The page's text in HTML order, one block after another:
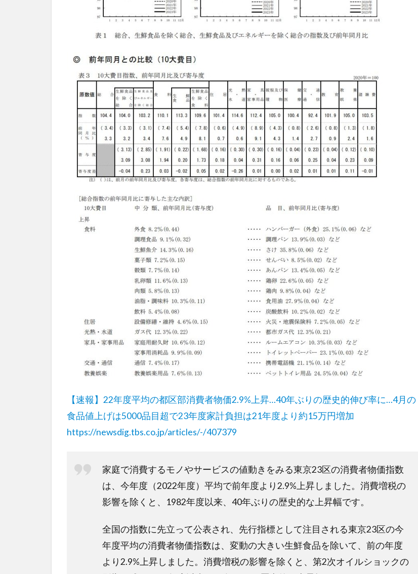
【速報】22年度平均の都区部消費者物価2.9%上昇…40年ぶりの歴史的伸び率に…4月の
食品値上げは5000品目超で23年度家計負担は21年度より約15万円増加
https://newsdig.tbs.co.jp/articles/-/407379
家庭で消費するモノやサービスの値動きをみる東京23区の消費者物価指数
は、今年度（2022年度）平均で前年度より2.9%上昇しました。消費増税の
影響を除くと、1982年度以来、40年ぶりの歴史的な上昇幅です。
全国の指数に先立って公表され、先行指標として注目される東京23区の今
年度平均の消費者物価指数は、変動の大きい生鮮食品を除いて、前の年度
より2.9%上昇しました。消費増税の影響を除くと、第2次オイルショックの